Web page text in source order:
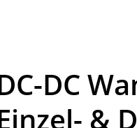
DC
&